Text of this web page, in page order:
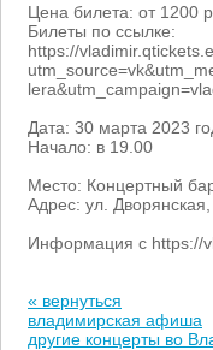
Цена билета: от 1200
Билеты по ссылке:
https://
Дата: 30 марта 2023
Начало: в 19.00
Место: Концертный
Адрес: ул.
Информация с https://
« вернуться
владимирская афиша
другие концерты во